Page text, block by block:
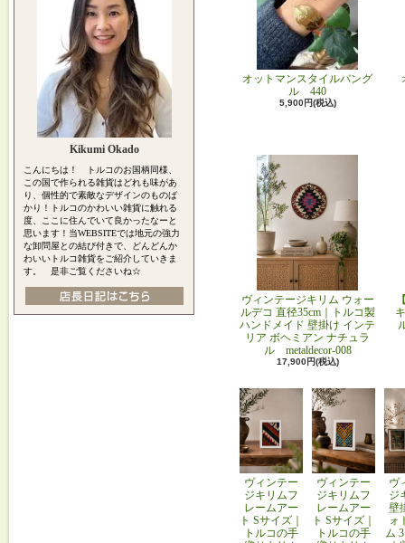
Kikumi Okado
こんにちは！ トルコのお国柄同様、
この国で作られる雑貨はどれも味があ
り、個性的で素敵なデザインのものば
かり！トルコのかわいい雑貨に触れる
度、ここに住んでいて良かったなーと
思います！当WEBSITEでは地元の強力
な卸問屋との結び付きで、どんどんか
わいいトルコ雑貨をご紹介していきま
す。 是非ご覧くださいね☆
オットマンスタイルバング
ル 440
5,900円(税込)
ヴィンテージキリム ウォー
ルデコ 直径35cm｜トルコ製
ハンドメイド 壁掛け インテ
リア ボヘミアン ナチュラ
ル metaldecor-008
17,900円(税込)
ヴィンテー
ジキリムフ
レームアー
ト Sサイズ｜
トルコの手
ヴィンテー
ジキリムフ
レームアー
ト Sサイズ｜
トルコの手
ヴ
ジ
壁
ォ
ム